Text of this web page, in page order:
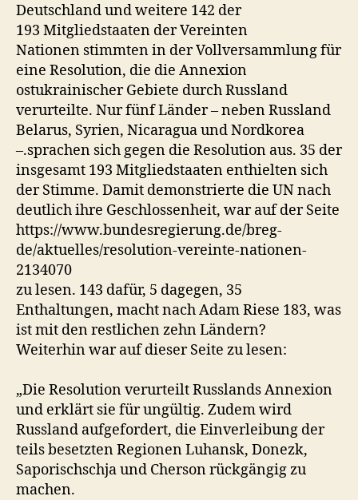
Deutschland und weitere 142 der
193 Mitgliedstaaten der Vereinten
Nationen stimmten in der Vollversammlung für
eine Resolution, die die Annexion
ostukrainischer Gebiete durch Russland
verurteilte. Nur fünf Länder – neben Russland
Belarus, Syrien, Nicaragua und Nordkorea
–.sprachen sich gegen die Resolution aus. 35 der
insgesamt 193 Mitgliedstaaten enthielten sich
der Stimme. Damit demonstrierte die UN nach
deutlich ihre Geschlossenheit, war auf der Seite
https://www.bundesregierung.de/breg-
de/aktuelles/resolution-vereinte-nationen-
2134070
zu lesen. 143 dafür, 5 dagegen, 35
Enthaltungen, macht nach Adam Riese 183, was
ist mit den restlichen zehn Ländern?
Weiterhin war auf dieser Seite zu lesen:
„Die Resolution verurteilt Russlands Annexion
und erklärt sie für ungültig. Zudem wird
Russland aufgefordert, die Einverleibung der
teils besetzten Regionen Luhansk, Donezk,
Saporischschja und Cherson rückgängig zu
machen.